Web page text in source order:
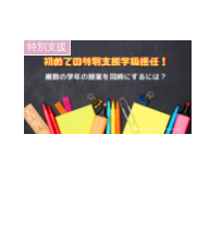
特別支援